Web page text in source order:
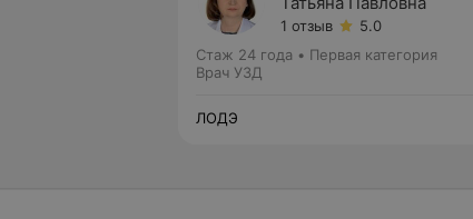
1 отзыв
5.0
Стаж 24 года • Первая категория
Врач УЗД
ЛОДЭ